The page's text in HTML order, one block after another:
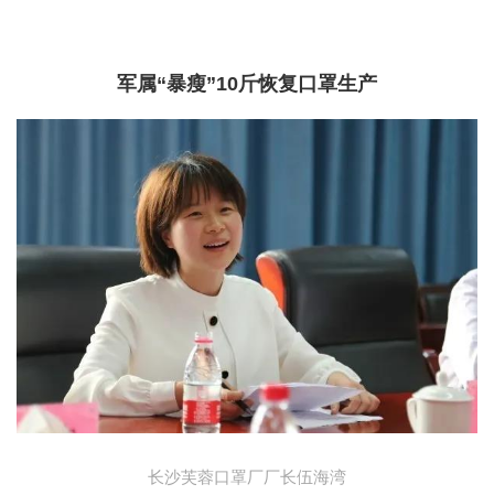
军属“暴瘦”10斤恢复口罩生产
长沙芙蓉口罩厂厂长伍海湾